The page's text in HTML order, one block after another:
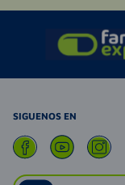
SIGUENOS EN